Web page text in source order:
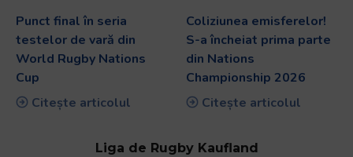
Punct final în seria
testelor de vară din
World Rugby Nations
Cup
Citește articolul
Coliziunea emisferelor!
S-a încheiat prima parte
din Nations
Championship 2026
Citește articolul
Liga de Rugby Kaufland